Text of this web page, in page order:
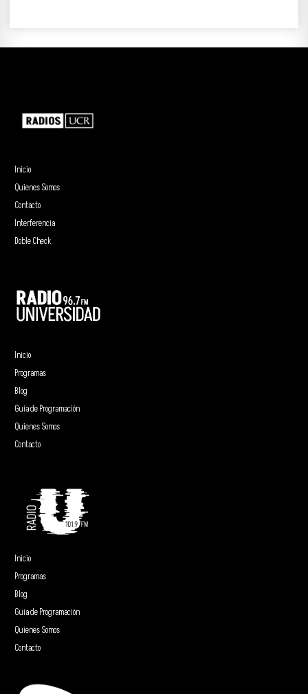
Inicio
Quienes Somos
Contacto
Interferencia
Doble Check
Inicio
Programas
Blog
Guía de Programación
Quienes Somos
Contacto
Inicio
Programas
Blog
Guía de Programación
Quienes Somos
Contacto